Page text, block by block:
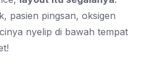
pasien pingsan, oksigen
nyelip di bawah tempat